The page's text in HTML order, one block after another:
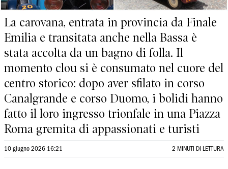
La carovana, entrata in provincia da Finale
Emilia e transitata anche nella Bassa è
stata accolta da un bagno di folla. Il
momento clou si è consumato nel cuore del
centro storico: dopo aver sfilato in corso
Canalgrande e corso Duomo, i bolidi hanno
fatto il loro ingresso trionfale in una Piazza
Roma gremita di appassionati e turisti
10 giugno 2026 16:21 2 MINUTI DI LETTURA